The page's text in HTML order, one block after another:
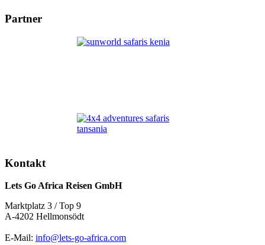
Partner
Kontakt
Lets Go Africa Reisen GmbH
Marktplatz 3 / Top 9
A-4202 Hellmonsödt
E-Mail: info@lets-go-africa.com